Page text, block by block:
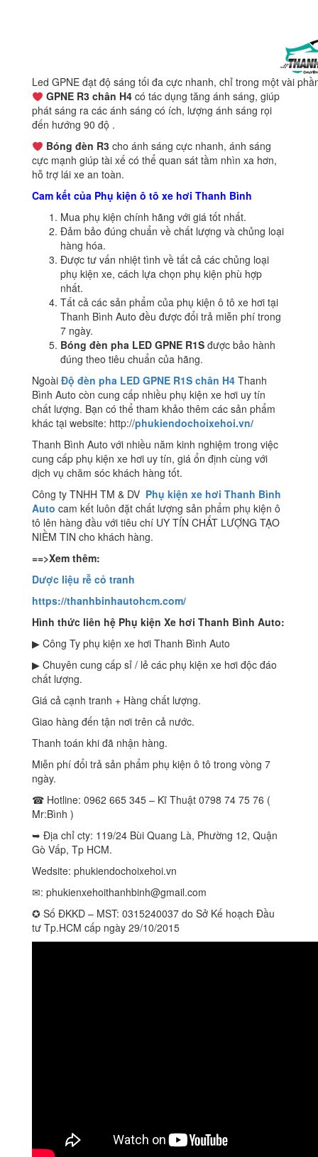
Led GPNE đạt độ sáng tối đa cực nhanh, chỉ trong một vài
GPNE R3 chân H4có tác dụng tăng ánh sáng, giúp
phát sáng ra các ánh sáng có ích, lượng ánh sáng rọi
đến hướng 90 độ .
Bóng đèn R3cho ánh sáng cực nhanh, ánh sáng
cực mạnh giúp tài xế có thể quan sát tầm nhìn xa hơn,
hỗ trợ lái xe an toàn.
Cam kết của Phụ kiện ô tô xe hơi Thanh Bình
Mua phụ kiện chính hãng với giá tốt nhất.
Đảm bảo đúng chuẩn về chất lượng và chủng loại
hàng hóa.
Được tư vấn nhiệt tình về tất cả các chủng loại
phụ kiện xe, cách lựa chọn phụ kiện phù hợp
nhất.
Tất cả các sản phẩm của phụ kiện ô tô xe hơi tại
Thanh Bình Auto đều được đổi trả miễn phí trong
7 ngày.
Bóng đèn pha LED GPNE R1S được bảo hành
đúng theo tiêu chuẩn của hãng.
Ngoài Độ đèn pha LED GPNE R1S chân H4 Thanh
Bình Auto còn cung cấp nhiều phụ kiện xe hơi uy tín
chất lượng. Bạn có thể tham khảo thêm các sản phẩm
khác tại website: http://phukiendochoixehoi.vn/
Thanh Bình Auto với nhiều năm kinh nghiệm trong việc
cung cấp phụ kiện xe hơi uy tín, giá ổn định cùng với
dịch vụ chăm sóc khách hàng tốt.
Công ty TNHH TM & DV Phụ kiện xe hơi Thanh Bình
Auto cam kết luôn đặt chất lượng sản phẩm phụ kiện ô
tô lên hàng đầu với tiêu chí UY TÍN CHẤT LƯỢNG TẠO
NIỀM TIN cho khách hàng.
==>Xem thêm:
Dược liệu rễ cỏ tranh
https://thanhbinhautohcm.com/
Hình thức liên hệ Phụ kiện Xe hơi Thanh Bình Auto:
▶ Công Ty phụ kiện xe hơi Thanh Bình Auto
▶ Chuyên cung cấp sỉ / lẻ các phụ kiện xe hơi độc đáo
chất lượng.
Giá cả cạnh tranh + Hàng chất lượng.
Giao hàng đến tận nơi trên cả nước.
Thanh toán khi đã nhận hàng.
Miễn phí đổi trả sản phẩm phụ kiện ô tô trong vòng 7
ngày.
☎ Hotline: 0962 665 345 – Kĩ Thuật 0798 74 75 76 (
Mr:Bình )
➥ Địa chỉ cty: 119/24 Bùi Quang Là, Phường 12, Quận
Gò Vấp, Tp HCM.
Wedsite: phukiendochoixehoi.vn
✉: phukienxehoithanhbinh@gmail.com
✪ Số ĐKKD – MST: 0315240037 do Sở Kế hoạch Đầu
tư Tp.HCM cấp ngày 29/10/2015